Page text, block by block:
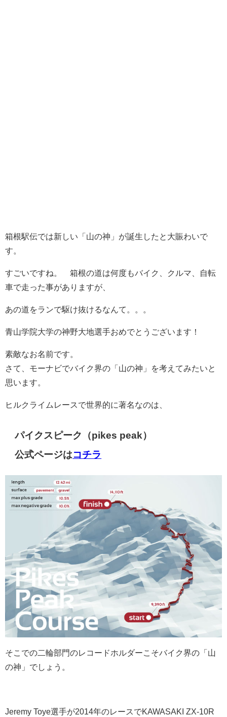
箱根駅伝では新しい「山の神」が誕生したと大賑わいで
す。
すごいですね。 箱根の道は何度もバイク、クルマ、自転
車で走った事がありますが、
あの道をランで駆け抜けるなんて。。。
青山学院大学の神野大地選手おめでとうございます！
素敵なお名前です。
さて、モーナビでバイク界の「山の神」を考えてみたいと
思います。
ヒルクライムレースで世界的に著名なのは、
パイクスピーク（pikes peak）
公式ページはコチラ
そこでの二輪部門のレコードホルダーこそバイク界の「山
の神」でしょう。
Jeremy Toye選手が2014年のレースでKAWASAKI ZX-10R